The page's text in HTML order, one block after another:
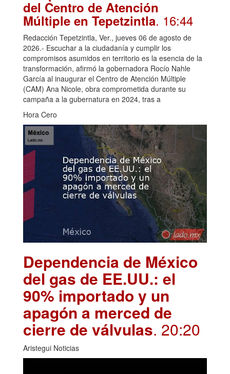
del Centro de Atención
Múltiple en Tepetzintla. 16:44
Redacción Tepetzintla, Ver., jueves 06 de agosto de
2026.- Escuchar a la ciudadanía y cumplir los
compromisos asumidos en territorio es la esencia de la
transformación, afirmó la gobernadora Rocío Nahle
García al inaugurar el Centro de Atención Múltiple
(CAM) Ana Nicole, obra comprometida durante su
campaña a la gubernatura en 2024, tras a
Hora Cero
Dependencia de México
del gas de EE.UU.: el
90% importado y un
apagón a merced de
cierre de válvulas. 20:20
Aristegui Noticias